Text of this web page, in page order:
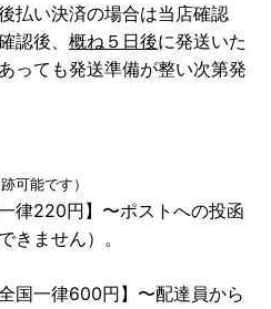
払い決済の場合は当店確認
認後、 概ね５日後に発送いた
っても発送準備が整い次第発
可能です）
律220円】〜ポストへの投函
きません）。
国一律600円】〜配達員から